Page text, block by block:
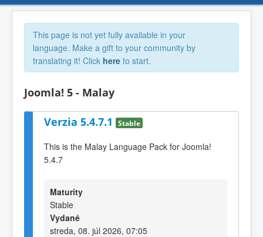
This page is not yet fully available in your
language. Make a gift to your community by
translating it! Click here to start.
Joomla! 5 - Malay
Verzia 5.4.7.1 Stable
This is the Malay Language Pack for Joomla!
5.4.7
Maturity
Stable
Vydané
streda, 08. júl 2026, 07:05